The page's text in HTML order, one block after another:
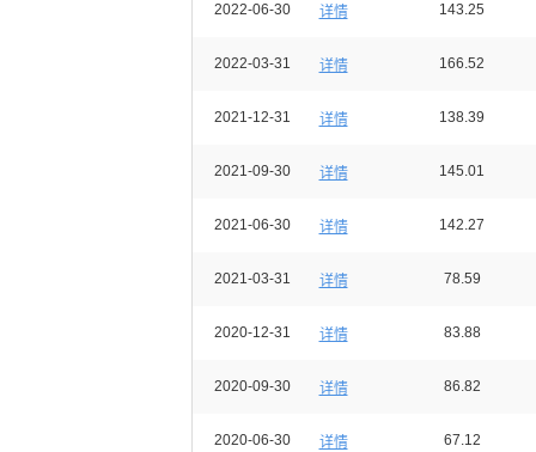
2022-06-30 详情 143.25
2022-03-31 详情 166.52
2021-12-31 详情 138.39
2021-09-30 详情 145.01
2021-06-30 详情 142.27
2021-03-31 详情 78.59
2020-12-31 详情 83.88
2020-09-30 详情 86.82
2020-06-30 详情 67.12